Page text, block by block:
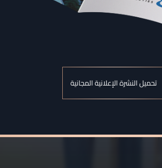
تحميل النشرة الإعلانية المجانية